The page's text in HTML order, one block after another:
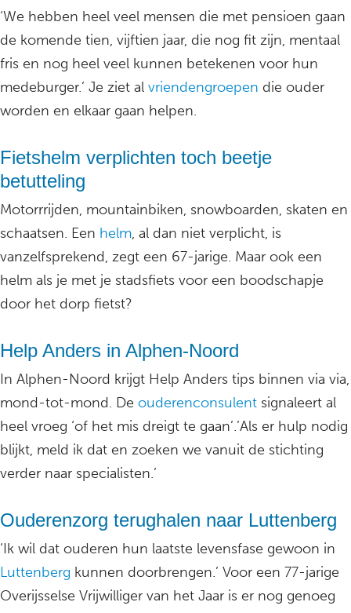
‘We hebben heel veel mensen die met pensioen gaan
de komende tien, vijftien jaar, die nog fit zijn, mentaal
fris en nog heel veel kunnen betekenen voor hun
medeburger.’ Je ziet al vriendengroepen die ouder
worden en elkaar gaan helpen.
Fietshelm verplichten toch beetje
betutteling
Motorrrijden, mountainbiken, snowboarden, skaten en
schaatsen. Een helm, al dan niet verplicht, is
vanzelfsprekend, zegt een 67-jarige. Maar ook een
helm als je met je stadsfiets voor een boodschapje
door het dorp fietst?
Help Anders in Alphen-Noord
In Alphen-Noord krijgt Help Anders tips binnen via via,
mond-tot-mond. De ouderenconsulent signaleert al
heel vroeg ‘of het mis dreigt te gaan’.’Als er hulp nodig
blijkt, meld ik dat en zoeken we vanuit de stichting
verder naar specialisten.’
Ouderenzorg terughalen naar Luttenberg
‘Ik wil dat ouderen hun laatste levensfase gewoon in
Luttenberg kunnen doorbrengen.’ Voor een 77-jarige
Overijsselse Vrijwilliger van het Jaar is er nog genoeg